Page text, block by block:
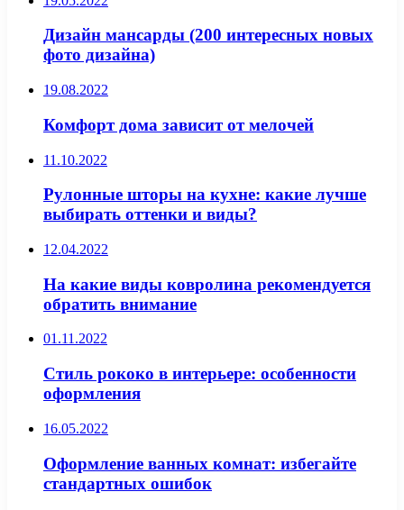
Дизайн мансарды (200 интересных новых
фото дизайна)
19.08.2022
Комфорт дома зависит от мелочей
11.10.2022
Рулонные шторы на кухне: какие лучше
выбирать оттенки и виды?
12.04.2022
На какие виды ковролина рекомендуется
обратить внимание
01.11.2022
Стиль рококо в интерьере: особенности
оформления
16.05.2022
Оформление ванных комнат: избегайте
стандартных ошибок